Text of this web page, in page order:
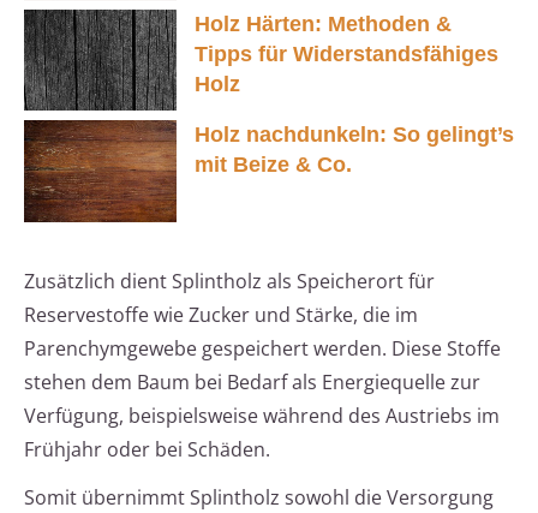
Holz Härten: Methoden &
Tipps für Widerstandsfähiges
Holz
Holz nachdunkeln: So gelingt’s
mit Beize & Co.
Zusätzlich dient Splintholz als Speicherort für
Reservestoffe wie Zucker und Stärke, die im
Parenchymgewebe gespeichert werden. Diese Stoffe
stehen dem Baum bei Bedarf als Energiequelle zur
Verfügung, beispielsweise während des Austriebs im
Frühjahr oder bei Schäden.
Somit übernimmt Splintholz sowohl die Versorgung